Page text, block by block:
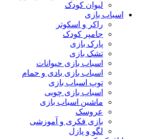
لیوان کودک
اسباب بازی
راکر و اسکوتر
جامپر کودک
پارک بازی
تشک بازی
اسباب بازی حیوانات
اسباب بازی بادی و حمام
توپ اسباب بازی
اسباب بازی چوبی
ماشین اسباب بازی
عروسک
بازی فکری و آموزشی
لگو و پازل